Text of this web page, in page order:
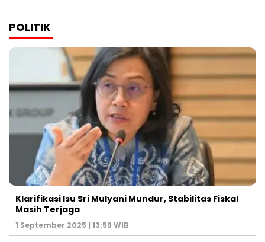
POLITIK
Klarifikasi Isu Sri Mulyani Mundur, Stabilitas Fiskal
Masih Terjaga
1 September 2025 | 13:59 WIB